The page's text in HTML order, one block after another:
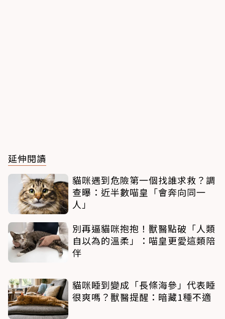
延伸閱讀
貓咪遇到危險第一個找誰求救？調
查曝：近半數喵皇「會奔向同一
人」
別再逼貓咪抱抱！獸醫點破「人類
自以為的溫柔」：喵皇更愛這類陪
伴
貓咪睡到變成「長條海參」代表睡
很爽嗎？獸醫提醒：暗藏1種不適